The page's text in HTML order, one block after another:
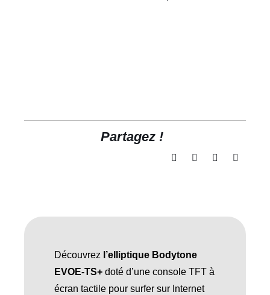
Partagez !
Découvrez l’elliptique Bodytone
EVOE-TS+doté d’une console TFT à
écran tactile pour surfer sur Internet